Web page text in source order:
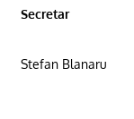
Secretar
Stefan Blanaru